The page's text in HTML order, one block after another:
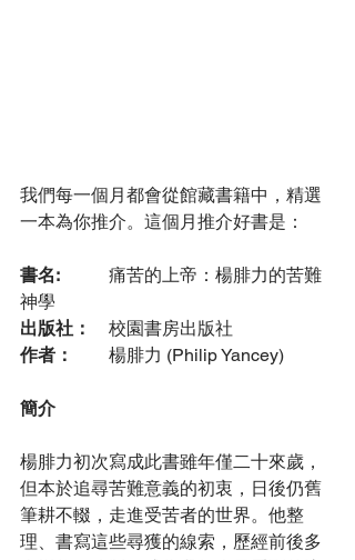
我們每一個月都會從館藏書籍中，精選
一本為你推介。這個月推介好書是：
書名:
神學
出版社：
	校園書房出版社
作者：
	楊腓力 (Philip Yancey)
簡介
楊腓力初次寫成此書雖年僅二十來歲，
但本於追尋苦難意義的初衷，日後仍舊
筆耕不輟，走進受苦者的世界。他整
理、書寫這些尋獲的線索，歷經前後多